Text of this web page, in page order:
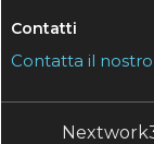
Contatti
Contatta il